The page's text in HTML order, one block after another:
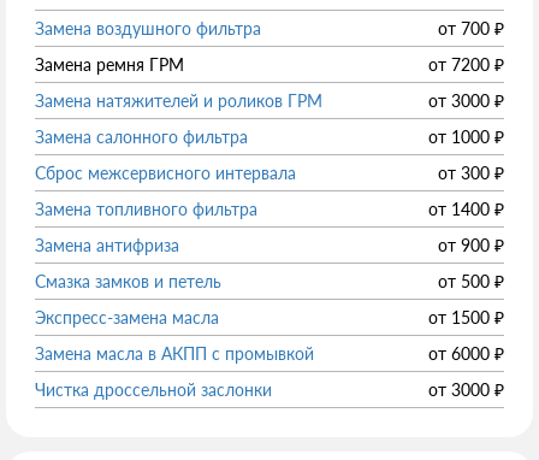
Замена воздушного фильтра
от 700 ₽
Замена ремня ГРМ
от 7200 ₽
Замена натяжителей и роликов ГРМ
от 3000 ₽
Замена салонного фильтра
от 1000 ₽
Сброс межсервисного интервала
от 300 ₽
Замена топливного фильтра
от 1400 ₽
Замена антифриза
от 900 ₽
Смазка замков и петель
от 500 ₽
Экспресс-замена масла
от 1500 ₽
Замена масла в АКПП с промывкой
от 6000 ₽
Чистка дроссельной заслонки
от 3000 ₽